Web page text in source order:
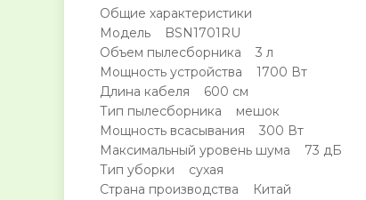
Общие характеристики
Модель BSN1701RU
Объем пылесборника 3 л
Мощность устройства 1700 Вт
Длина кабеля 600 см
Тип пылесборника мешок
Мощность всасывания 300 Вт
Максимальный уровень шума 73 дБ
Тип уборки сухая
Страна производства Китай